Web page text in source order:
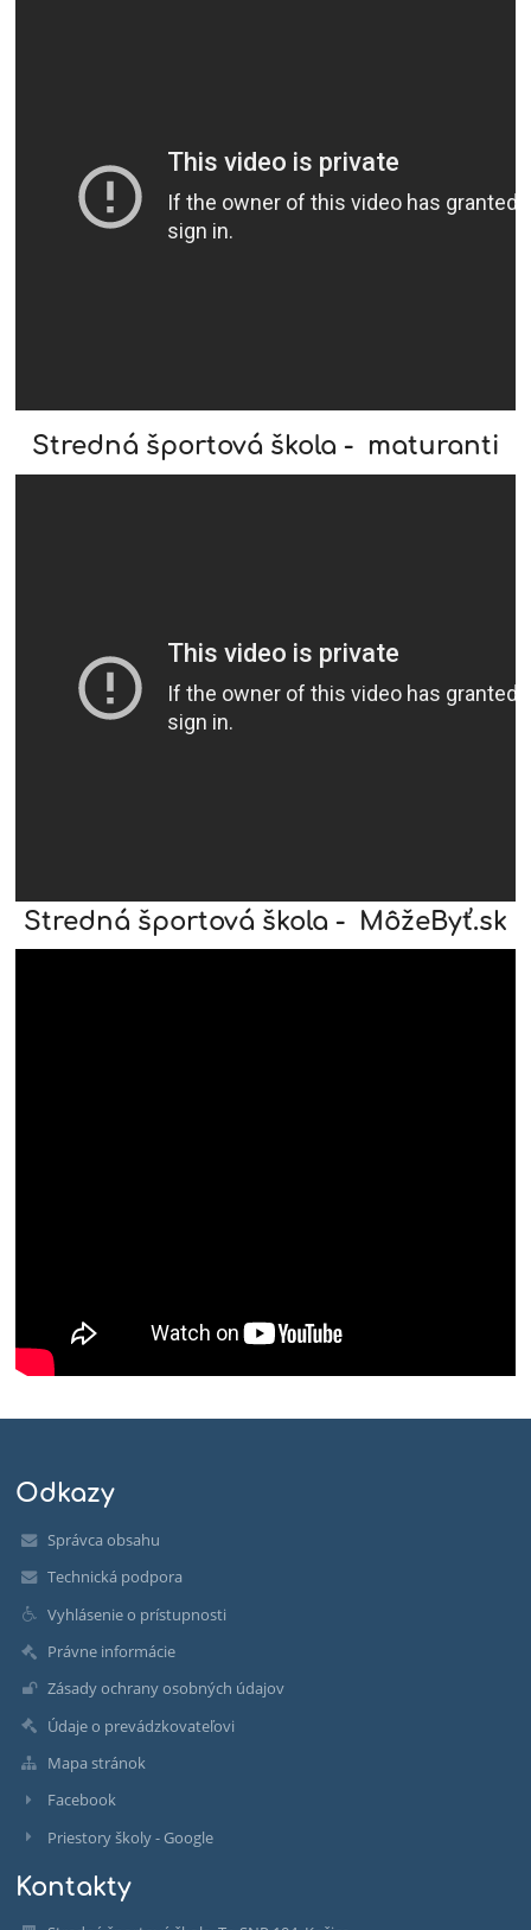
Stredná športová škola - maturanti
Stredná športová škola - MôžeByť.sk
Odkazy
Správca obsahu
Technická podpora
Vyhlásenie o prístupnosti
Právne informácie
Zásady ochrany osobných údajov
Údaje o prevádzkovateľovi
Mapa stránok
Facebook
Priestory školy - Google
Kontakty